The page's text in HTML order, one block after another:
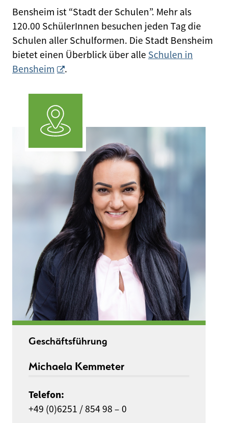
Bensheim ist “Stadt der Schulen”. Mehr als
120.00 SchülerInnen besuchen jeden Tag die
Schulen aller Schulformen. Die Stadt Bensheim
bietet einen Überblick über alle Schulen in
Bensheim
.
Geschäftsführung
Michaela Kemmeter
Telefon:
+49 (0)6251 / 854 98 – 0